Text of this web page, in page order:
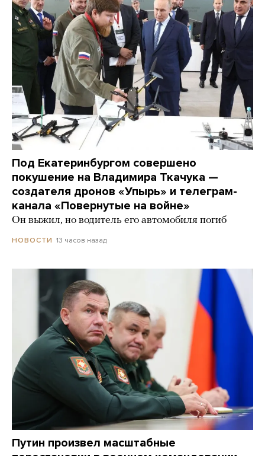
Под Екатеринбургом совершено
покушение на Владимира Ткачука —
создателя дронов «Упырь» и телеграм-
канала «Повернутые на войне»
Он выжил, но водитель его автомобиля погиб
НОВОСТИ 13 часов назад
Путин произвел масштабные